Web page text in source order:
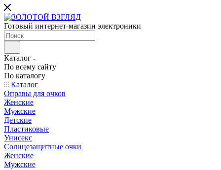
Готовый интернет-магазин электроники
Каталог
По всему сайту
По каталогу
Каталог
Оправы для очков
Женские
Мужские
Детские
Пластиковые
Унисекс
Солнцезащитные очки
Женские
Мужские